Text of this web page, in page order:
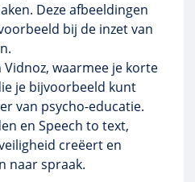
Deze afbeeldingen
bij de inzet van
Vidnoz, waarmee je korte
je bijvoorbeeld kunt
van psycho-educatie.
en Speech to text,
creëert en
naar spraak.